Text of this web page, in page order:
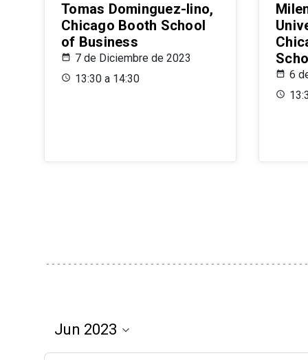
Tomas Dominguez-Iino,
Chicago Booth School
of Business
7 de Diciembre de 2023
13:30 a 14:30
6